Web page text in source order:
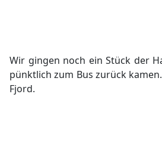
Wir gingen noch ein Stück der
pünktlich zum Bus zurück
Fjord.